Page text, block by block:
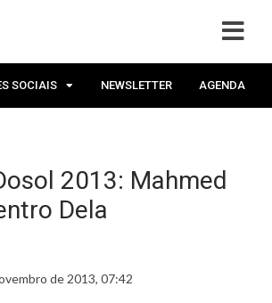
SOCIAIS NEWSLETTER AGENDA
2013: Mahmed
Dela
de 2013, 07:42